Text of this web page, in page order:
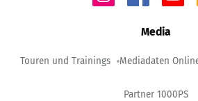
Media
Touren und Trainings Mediadaten
Partner 1000PS